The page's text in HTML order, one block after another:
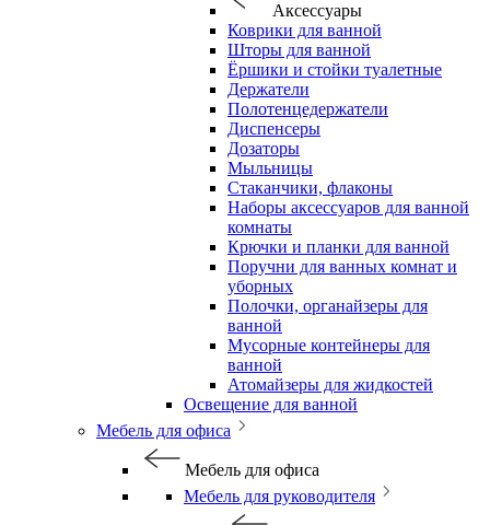
Аксессуары
Коврики для ванной
Шторы для ванной
Ёршики и стойки туалетные
Держатели
Полотенцедержатели
Диспенсеры
Дозаторы
Мыльницы
Стаканчики, флаконы
Наборы аксессуаров для ванной
комнаты
Крючки и планки для ванной
Поручни для ванных комнат и
уборных
Полочки, органайзеры для
ванной
Мусорные контейнеры для
ванной
Атомайзеры для жидкостей
Освещение для ванной
Мебель для офиса
Мебель для офиса
Мебель для руководителя